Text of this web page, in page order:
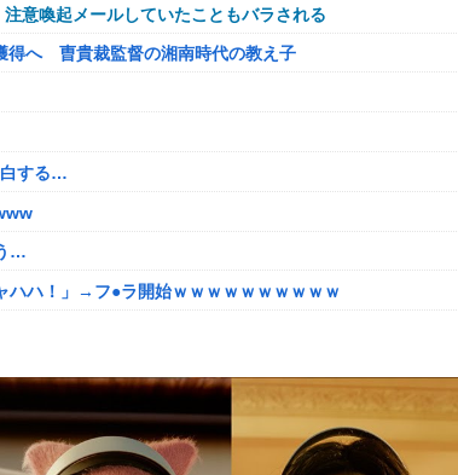
る
見るな！」と絡まれた→「Netflixですが…？」と返したら
声色チェンジで間違い電話ループ⇒極道になりすましてド
白する…
限界突破ｗｗｗｗ
金でもありがとう」
集団が世界をメロメロに
新SNSの数十年先を行っていたと話題に
意喚起メールしていたこともバラされる
得へ 曺貴裁監督の湘南時代の教え子
白する…
…
ハハ！」→フ●ラ開始ｗｗｗｗｗｗｗｗｗｗ
と公示！